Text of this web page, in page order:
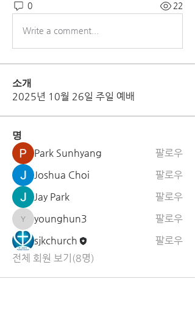
0 22
Write a comment...
소개
2025년 10월 26일 주일 예배
명
Park Sunhyang
팔로우
Joshua Choi
팔로우
Jay Park
팔로우
younghun3
younghun3
팔로우
sjkchurch
팔로우
전체 회원 보기(8명)